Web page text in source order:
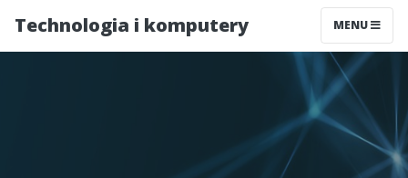
Technologia i komputery MENU